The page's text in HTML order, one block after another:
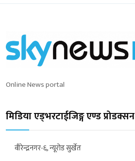
Online News portal
मिडिया एड्भरटाईजिङ्ग एण्ड प्रोडक्सन
वीरेन्द्रनगर-६, न्यूरोड सुर्खेत